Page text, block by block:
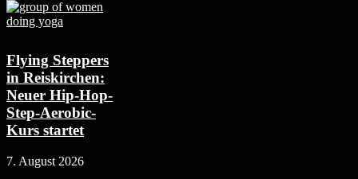
Flying Steppers
in Reiskirchen:
Neuer Hip-Hop-
Step-Aerobic-
Kurs startet
7. August 2026